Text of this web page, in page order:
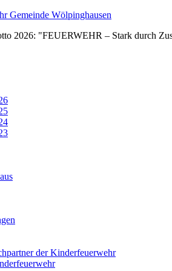
Gemeinde Wölpinghausen
2026: "FEUERWEHR – Stark durch
der Kinderfeuerwehr